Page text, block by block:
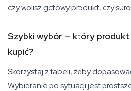
czy wolisz gotowy produkt, czy
Szybki wybór — który
kupić?
Skorzystaj z tabeli, żeby
Wybieranie po sytuacji jest